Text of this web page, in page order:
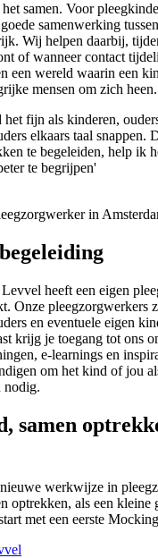
samen. Voor
samenwerking
Wij helpen daarbij,
of wanneer contact
een wereld waarin een
mensen om zich heen.
fijn als kinderen,
elkaars taal snappen.
te begeleiden, help ik
te begrijpen'
in
heeft een eigen
Onze pleegzorgwerkers
en eventuele eigen
krijg je toegang tot ons
e-learnings en
om het kind of jou
nodig.
samen
werkwijze in
optrekken, als een kleine
met een eerste